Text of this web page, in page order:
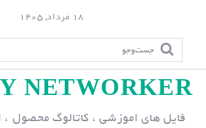
p
18 مرداد, 1405
NETWORKER
فایل های اموزشی ، کاتالوگ محصول